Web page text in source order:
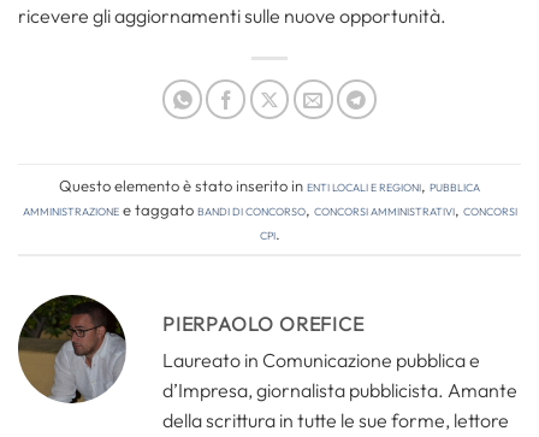
ricevere gli aggiornamenti sulle nuove opportunità.
Questo elemento è stato inserito inEnti locali e regioni, Pubblica
amministrazionee taggatobandi di concorso, concorsi amministrativi, concorsi
cpi.
PIERPAOLO OREFICE
Laureato in Comunicazione pubblica e
d’Impresa, giornalista pubblicista. Amante
della scrittura in tutte le sue forme, lettore